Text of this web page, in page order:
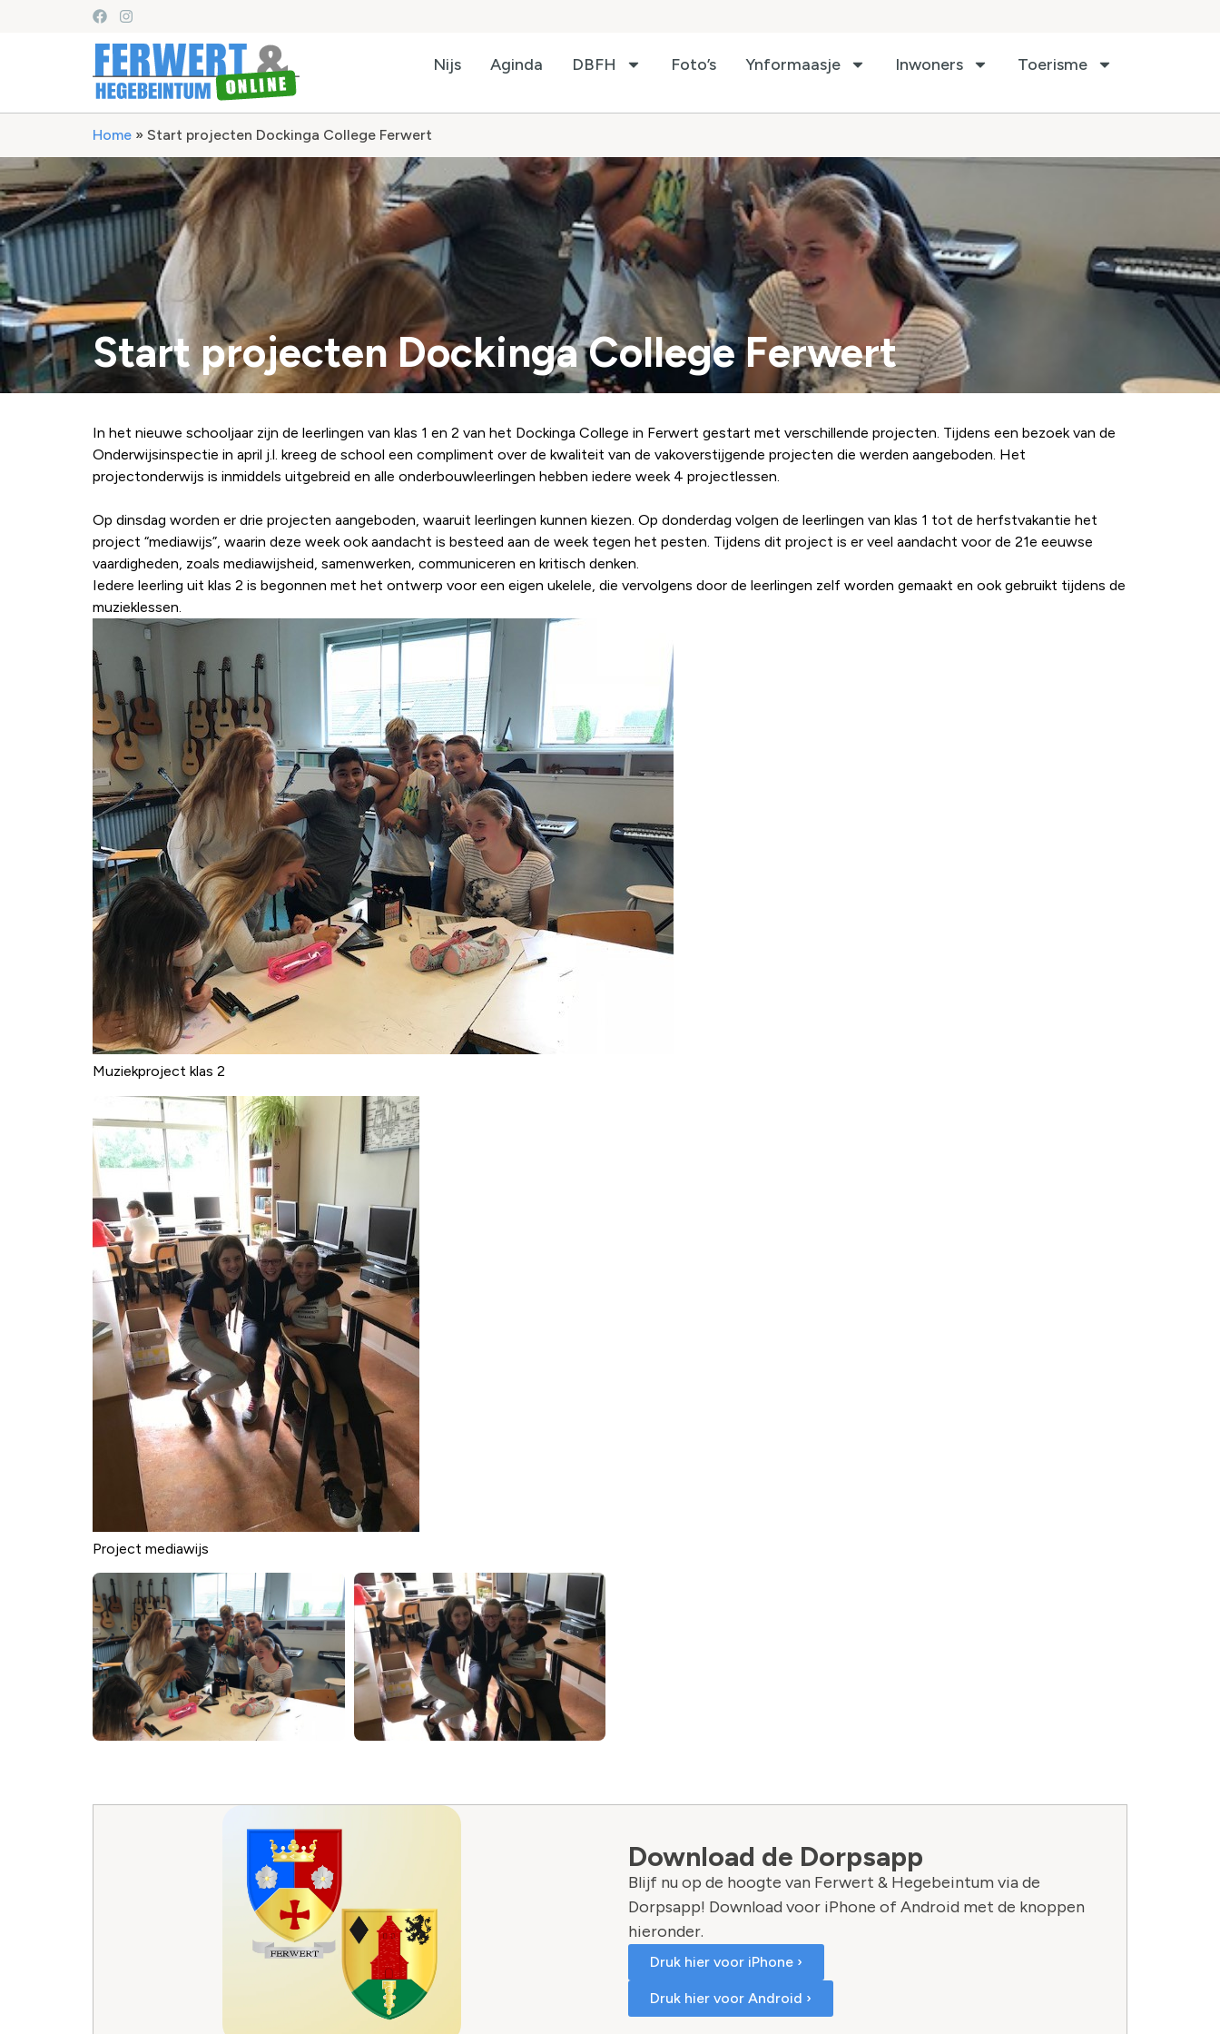
Nijs Aginda DBFH Foto’s Ynformaasje Inwoners Toerisme
Home » Start projecten Dockinga College Ferwert
Start projecten Dockinga College Ferwert
In het nieuwe schooljaar zijn de leerlingen van klas 1 en 2 van het Dockinga College in Ferwert gestart met verschillende projecten. Tijdens een bezoek van de
Onderwijsinspectie in april j.l. kreeg de school een compliment over de kwaliteit van de vakoverstijgende projecten die werden aangeboden. Het
projectonderwijs is inmiddels uitgebreid en alle onderbouwleerlingen hebben iedere week 4 projectlessen.
Op dinsdag worden er drie projecten aangeboden, waaruit leerlingen kunnen kiezen. Op donderdag volgen de leerlingen van klas 1 tot de herfstvakantie het
project “mediawijs”, waarin deze week ook aandacht is besteed aan de week tegen het pesten. Tijdens dit project is er veel aandacht voor de 21e eeuwse
vaardigheden, zoals mediawijsheid, samenwerken, communiceren en kritisch denken.
Iedere leerling uit klas 2 is begonnen met het ontwerp voor een eigen ukelele, die vervolgens door de leerlingen zelf worden gemaakt en ook gebruikt tijdens de
muzieklessen.
Muziekproject klas 2
Project mediawijs
Download de Dorpsapp
Blijf nu op de hoogte van Ferwert & Hegebeintum via de
Dorpsapp! Download voor iPhone of Android met de knoppen
hieronder.
Druk hier voor iPhone ›
Druk hier voor Android ›